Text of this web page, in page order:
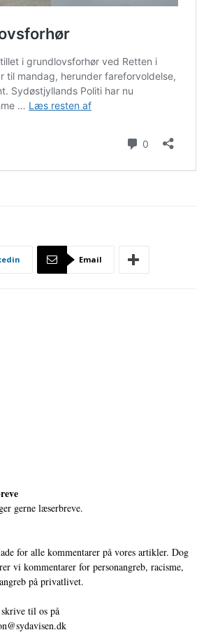
Email
gerne læserbreve.
for alle kommentarer på vores artikler. Dog
vi kommentarer for personangreb, racisme,
på privatlivet.
til os på